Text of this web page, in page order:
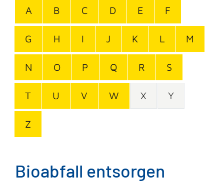
A B C D E F
G H I J K L M
N O P Q R S
T U V W X Y
Z
Bioabfall entsorgen